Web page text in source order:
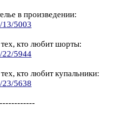
в произведении:
5003
кто любит шорты:
5944
кто любит купальники:
5638